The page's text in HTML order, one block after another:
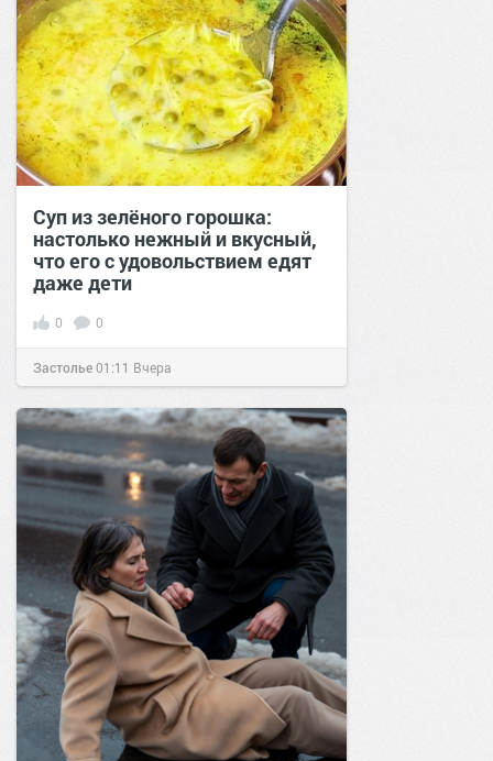
Суп из зелёного горошка:
настолько нежный и вкусный,
что его с удовольствием едят
даже дети
0 0
Застолье01:11 Вчера